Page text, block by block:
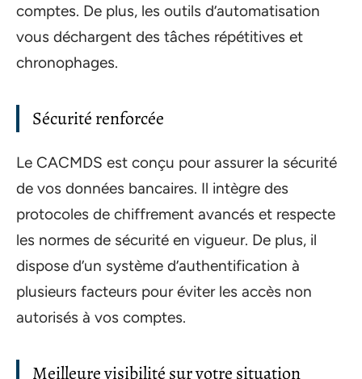
comptes. De plus, les outils d’automatisation
vous déchargent des tâches répétitives et
chronophages.
Sécurité renforcée
Le CACMDS est conçu pour assurer la sécurité
de vos données bancaires. Il intègre des
protocoles de chiffrement avancés et respecte
les normes de sécurité en vigueur. De plus, il
dispose d’un système d’authentification à
plusieurs facteurs pour éviter les accès non
autorisés à vos comptes.
Meilleure visibilité sur votre situation